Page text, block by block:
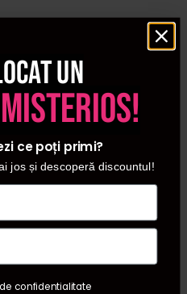
un
ce poți primi?
jos și descoperă discountul!
confidentialitate